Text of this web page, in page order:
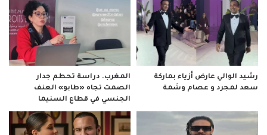
رشيد الوالي عارض أزياء بماركة
سعد لمجرد و عصام وشمة
المغرب. دراسة تحطم جدار
الصمت تجاه «طابو» العنف
الجنسي في قطاع السنيما